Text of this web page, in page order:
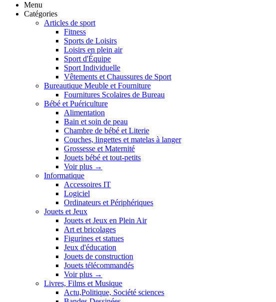
Menu
Catégories
Articles de sport
Fitness
Sports de Loisirs
Loisirs en plein air
Sport d'Équipe
Sport Individuelle
Vêtements et Chaussures de Sport
Bureautique Meuble et Fourniture
Fournitures Scolaires de Bureau
Bébé et Puériculture
Alimentation
Bain et soin de peau
Chambre de bébé et Literie
Couches, lingettes et matelas à langer
Grossesse et Maternité
Jouets bébé et tout-petits
Voir plus →
Informatique
Accessoires IT
Logiciel
Ordinateurs et Périphériques
Jouets et Jeux
Jouets et Jeux en Plein Air
Art et bricolages
Figurines et statues
Jeux d'éducation
Jouets de construction
Jouets télécommandés
Voir plus →
Livres, Films et Musique
Actu,Politique, Société sciences